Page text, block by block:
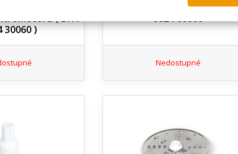
( ETA
30060 )
Deska regulace, robot Eta
0024 60000
Nedostupné